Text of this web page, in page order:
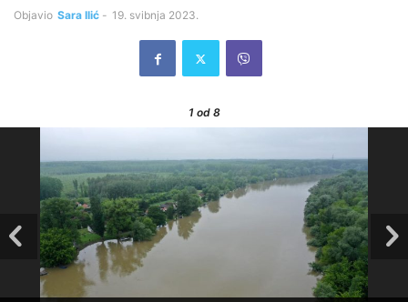
Objavio Sara Ilić - 19. svibnja 2023.
1od 8